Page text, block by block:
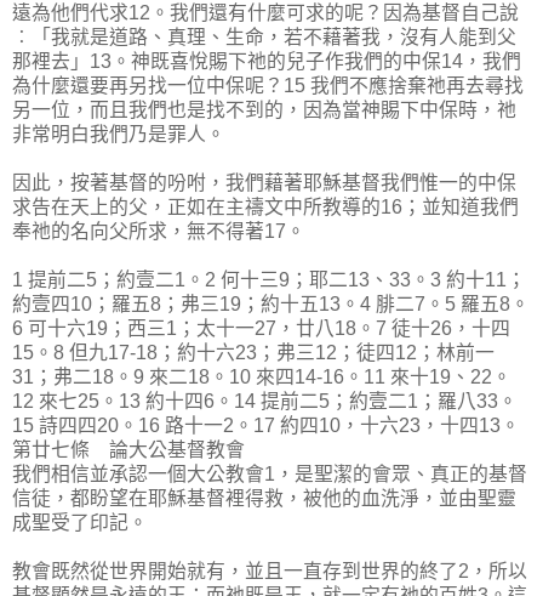
遠為他們代求12。我們還有什麼可求的呢？因為基督自己說
︰「我就是道路、真理、生命，若不藉著我，沒有人能到父
那裡去」13。神既喜悅賜下祂的兒子作我們的中保14，我們
為什麼還要再另找一位中保呢？15 我們不應捨棄祂再去尋找
另一位，而且我們也是找不到的，因為當神賜下中保時，祂
非常明白我們乃是罪人。
因此，按著基督的吩咐，我們藉著耶穌基督我們惟一的中保
求告在天上的父，正如在主禱文中所教導的16；並知道我們
奉祂的名向父所求，無不得著17。
1 提前二5；約壹二1。2 何十三9；耶二13、33。3 約十11；
約壹四10；羅五8；弗三19；約十五13。4 腓二7。5 羅五8。
6 可十六19；西三1；太十一27，廿八18。7 徒十26，十四
15。8 但九17-18；約十六23；弗三12；徒四12；林前一
31；弗二18。9 來二18。10 來四14-16。11 來十19、22。
12 來七25。13 約十四6。14 提前二5；約壹二1；羅八33。
15 詩四四20。16 路十一2。17 約四10，十六23，十四13。
第廿七條 論大公基督教會
我們相信並承認一個大公教會1，是聖潔的會眾、真正的基督
信徒，都盼望在耶穌基督裡得救，被他的血洗淨，並由聖靈
成聖受了印記。
教會既然從世界開始就有，並且一直存到世界的終了2，所以